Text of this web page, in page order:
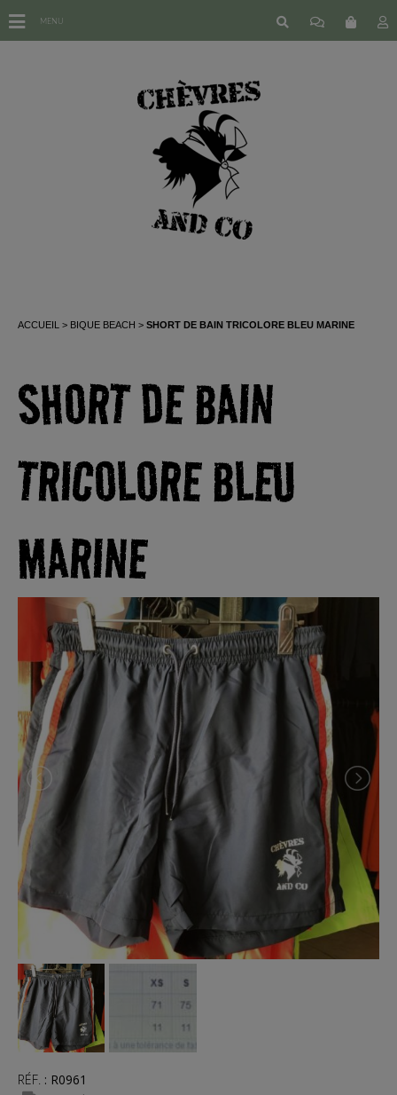
ACCUEIL BIQUE BEACH SHORT DE BAIN TRICOLORE BLEU MARINE
SHORT DE BAIN
TRICOLORE BLEU
MARINE
RÉF. : R0961
MENU